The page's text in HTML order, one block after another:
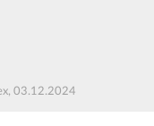
03.12.2024